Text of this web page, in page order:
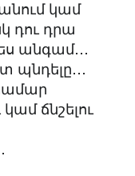
կամ
դու դրա
անգամ․․․
ճնշելու